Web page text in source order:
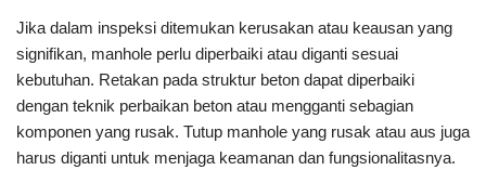
Jika dalam inspeksi ditemukan kerusakan atau keausan yang
signifikan, manhole perlu diperbaiki atau diganti sesuai
kebutuhan. Retakan pada struktur beton dapat diperbaiki
dengan teknik perbaikan beton atau mengganti sebagian
komponen yang rusak. Tutup manhole yang rusak atau aus juga
harus diganti untuk menjaga keamanan dan fungsionalitasnya.